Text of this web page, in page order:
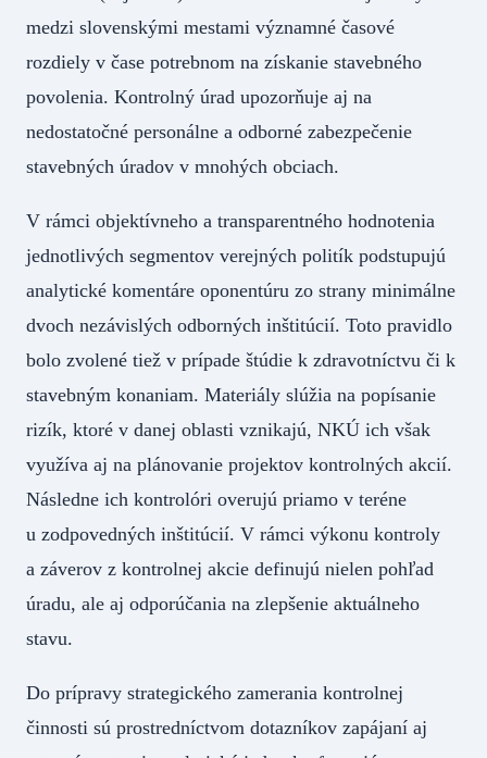
medzi slovenskými mestami významné časové
rozdiely v čase potrebnom na získanie stavebného
povolenia. Kontrolný úrad upozorňuje aj na
nedostatočné personálne a odborné zabezpečenie
stavebných úradov v mnohých obciach.
V rámci objektívneho a transparentného hodnotenia
jednotlivých segmentov verejných politík podstupujú
analytické komentáre oponentúru zo strany minimálne
dvoch nezávislých odborných inštitúcií. Toto pravidlo
bolo zvolené tiež v prípade štúdie k zdravotníctvu či k
stavebným konaniam. Materiály slúžia na popísanie
rizík, ktoré v danej oblasti vznikajú, NKÚ ich však
využíva aj na plánovanie projektov kontrolných akcií.
Následne ich kontrolóri overujú priamo v teréne
u zodpovedných inštitúcií. V rámci výkonu kontroly
a záverov z kontrolnej akcie definujú nielen pohľad
úradu, ale aj odporúčania na zlepšenie aktuálneho
stavu.
Do prípravy strategického zamerania kontrolnej
činnosti sú prostredníctvom dotazníkov zapájaní aj